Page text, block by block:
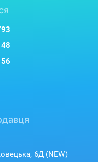
6Д (NEW)